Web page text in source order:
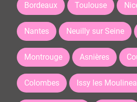
Bordeaux Toulouse
Nantes Neuilly sur Seine
Montrouge Asnières
Colombes Issy les